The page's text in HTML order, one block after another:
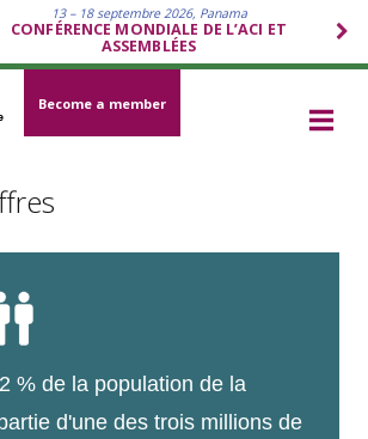
13 – 18 septembre 2026, Panama
CONFÉRENCE MONDIALE DE L’ACI ET
ASSEMBLÉES
Become a member
% de la population de la
d'une des trois millions de